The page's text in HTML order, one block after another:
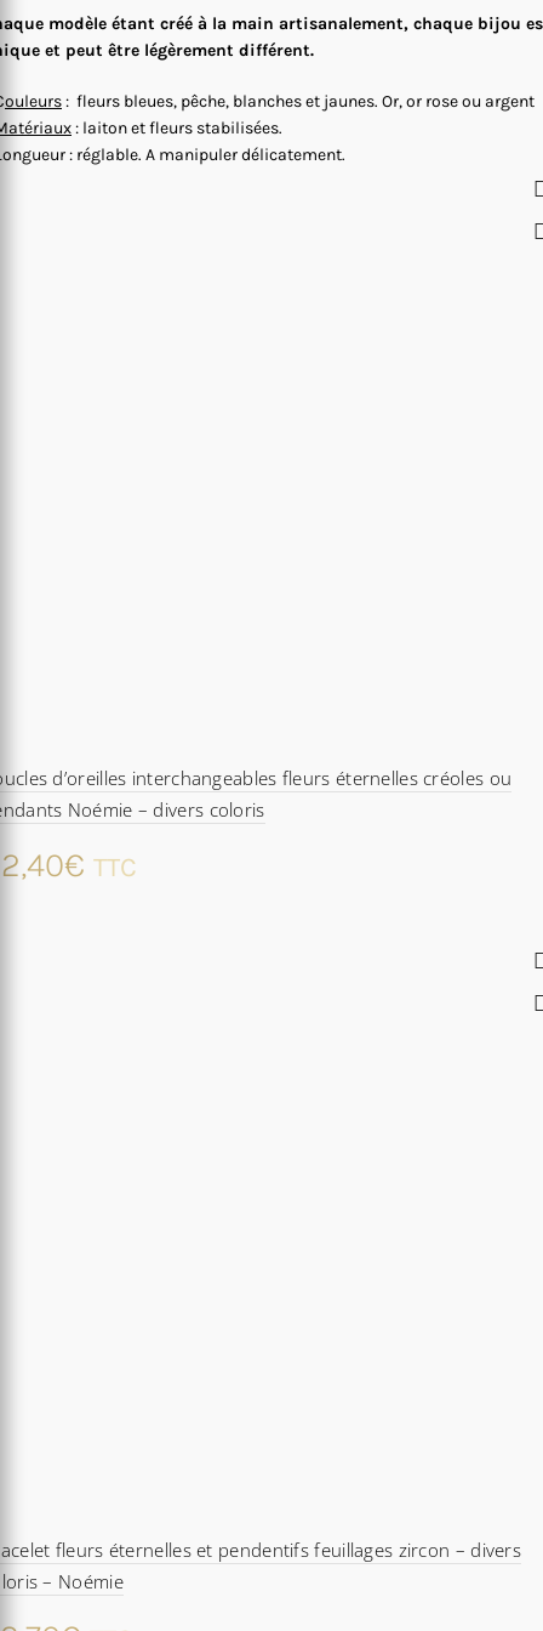
modèle étant créé à la main artisanalement, chaque bijou
et peut être légèrement différent.
ouleurs: fleurs bleues, pêche, blanches et jaunes. Or, or rose ou argent
: laiton et fleurs stabilisées.
: réglable. A manipuler délicatement.
d’oreilles interchangeables fleurs éternelles créoles ou
Noémie – divers coloris
€ TTC
fleurs éternelles et pendentifs feuillages zircon – divers
– Noémie